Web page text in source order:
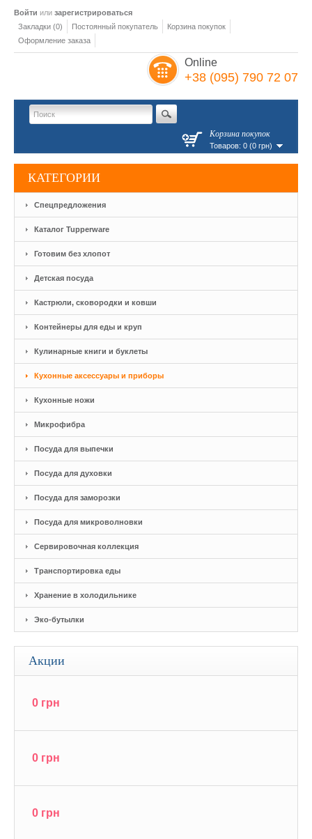
Войти или зарегистрироваться
Закладки (0)
Постоянный покупатель
Корзина покупок
Оформление заказа
Online
+38 (095) 790 72 07
Корзина покупок
Товаров: 0 (0 грн)
КАТЕГОРИИ
Спецпредложения
Каталог Tupperware
Готовим без хлопот
Детская посуда
Кастрюли, сковородки и ковши
Контейнеры для еды и круп
Кулинарные книги и буклеты
Кухонные аксессуары и приборы
Кухонные ножи
Микрофибра
Посуда для выпечки
Посуда для духовки
Посуда для заморозки
Посуда для микроволновки
Сервировочная коллекция
Транспортировка еды
Хранение в холодильнике
Эко-бутылки
Акции
0 грн
0 грн
0 грн